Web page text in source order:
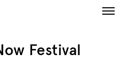
Festival